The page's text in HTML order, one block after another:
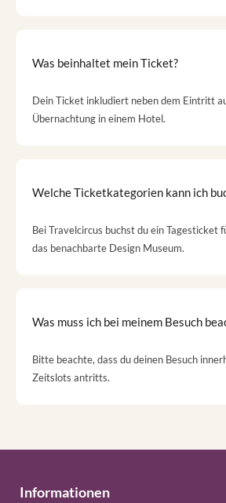
Was beinhaltet mein Ticket?
Dein Ticket inkludiert neben dem Eintritt
Übernachtung in einem Hotel.
Welche Ticketkategorien kann ich
Bei Travelcircus buchst du ein Tagesticket
das benachbarte Design Museum.
Was muss ich bei meinem Besuch
Bitte beachte, dass du deinen Besuch
Zeitslots antritts.
Informationen